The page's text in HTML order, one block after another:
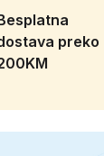
preko